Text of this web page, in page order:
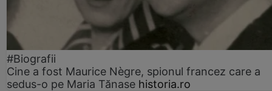
#Biografii
Cine a fost Maurice Nègre, spionul francez care a
sedus-o pe Maria Tănase historia.ro